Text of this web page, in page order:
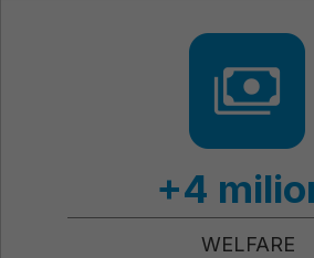
+4
WELFARE